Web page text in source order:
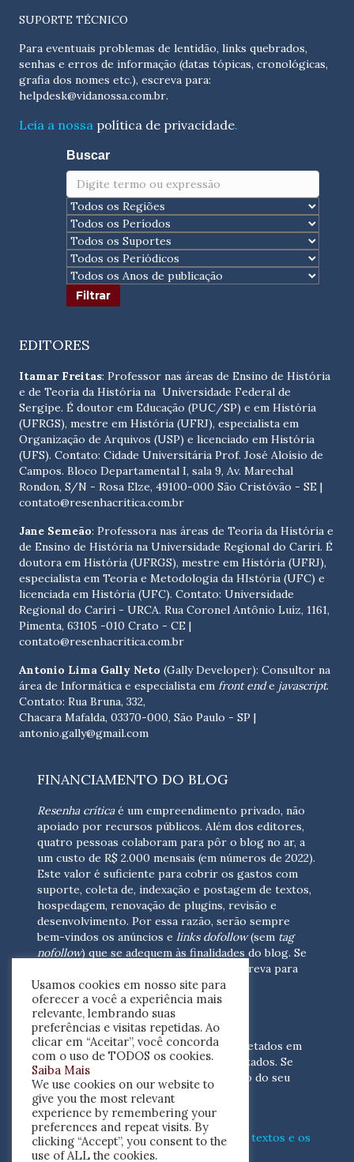
SUPORTE TÉCNICO
Para eventuais problemas de lentidão, links quebrados,
senhas e erros de informação (datas tópicas, cronológicas,
helpdesk@vidanossa.com.br.
Leia a nossa política de privacidade.
Buscar
EDITORES
Itamar Freitas: Professor nas áreas de Ensino de História
e de Teoria da História na Universidade Federal de
Sergipe. É doutor em Educação (PUC/SP) e em História
(UFRGS), mestre em História (UFRJ), especialista em
Organização de Arquivos (USP) e licenciado em História
(UFS). Contato: Cidade Universitária Prof. José Aloísio de
Campos. Bloco Departamental I, sala 9, Av. Marechal
Rondon, S/N - Rosa Elze, 49100-000 São Cristóvão - SE |
contato@resenhacritica.com.br
Jane Semeão: Professora nas áreas de Teoria da História e
de Ensino de História na Universidade Regional do Cariri. É
doutora em História (UFRGS), mestre em História (UFRJ),
especialista em Teoria e Metodologia da HIstória (UFC) e
licenciada em História (UFC). Contato: Universidade
Regional do Cariri - URCA. Rua Coronel Antônio Luíz, 1161,
Pimenta, 63105 -010 Crato - CE |
contato@resenhacritica.com.br
Antonio Lima Gally Neto (Gally Developer): Consultor na
área de Informática e especialista em front ende javascript.
Contato: Rua Bruna, 332,
Chacara Mafalda, 03370-000, São Paulo - SP |
antonio.gally@gmail.com
FINANCIAMENTO DO BLOG
Resenha críticaé um empreendimento privado, não
apoiado por recursos públicos. Além dos editores,
quatro pessoas colaboram para pôr o blog no ar, a
um custo de R$ 2.000 mensais (em números de 2022).
Este valor é suficiente para cobrir os gastos com
suporte, coleta de, indexação e postagem de textos,
hospedagem, renovação de plugins, revisão e
desenvolvimento. Por essa razão, serão sempre
bem-vindos os anúncios e links dofollow(sem tag
nofollow) que se adequem às finalidades do blog. Se
escreva para
nós(contato@resenhacritica.com.br)
FONTES E ACERVO
As resenhas, dossiês e sumários são coletados em
periódicos acadêmicos e sites especializados. Se
você tem interesse em divulgar o acervo do seu
periódico, escreva para nós
(contato@resenhacritica.com.br)
Conheça omodocomo processamos os textos e os
índicesdisponibilizados neste blog.
Usamos cookies em nosso site para
oferecer a você a experiência mais
relevante, lembrando suas
preferências e visitas repetidas. Ao
clicar em “Aceitar”, você concorda
com o uso de TODOS os cookies.
Saiba Mais
We use cookies on our website to
give you the most relevant
experience by remembering your
preferences and repeat visits. By
clicking “Accept”, you consent to the
use of ALL the cookies.